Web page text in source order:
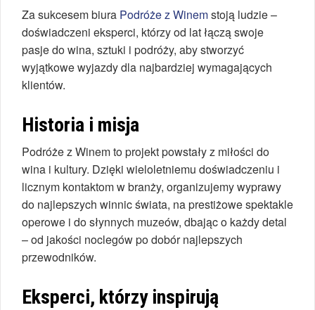
Za sukcesem biura Podróże z Winemstoją ludzie –
doświadczeni eksperci, którzy od lat łączą swoje
pasje do wina, sztuki i podróży, aby stworzyć
wyjątkowe wyjazdy dla najbardziej wymagających
klientów.
Historia i misja
Podróże z Winem to projekt powstały z miłości do
wina i kultury. Dzięki wieloletniemu doświadczeniu i
licznym kontaktom w branży, organizujemy wyprawy
do najlepszych winnic świata, na prestiżowe spektakle
operowe i do słynnych muzeów, dbając o każdy detal
– od jakości noclegów po dobór najlepszych
przewodników.
Eksperci, którzy inspirują